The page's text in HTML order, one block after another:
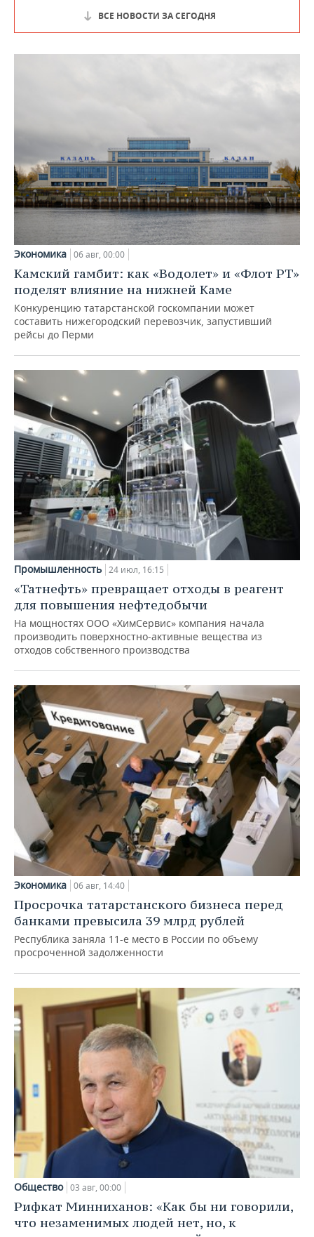
ВСЕ НОВОСТИ ЗА СЕГОДНЯ
Экономика 06 авг, 00:00
Камский гамбит: как «Водолет» и «Флот РТ»
поделят влияние на нижней Каме
Конкуренцию татарстанской госкомпании может
составить нижегородский перевозчик, запустивший
рейсы до Перми
Промышленность 24 июл, 16:15
«Татнефть» превращает отходы в реагент
для повышения нефтедобычи
На мощностях ООО «ХимСервис» компания начала
производить поверхностно-активные вещества из
отходов собственного производства
Экономика 06 авг, 14:40
Просрочка татарстанского бизнеса перед
банками превысила 39 млрд рублей
Республика заняла 11-е место в России по объему
просроченной задолженности
Общество 03 авг, 00:00
Рифкат Минниханов: «Как бы ни говорили,
что незаменимых людей нет, но, к